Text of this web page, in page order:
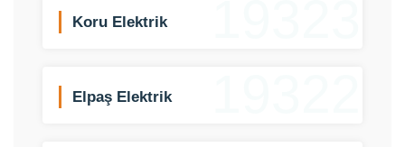
Koru Elektrik
Elpaş Elektrik